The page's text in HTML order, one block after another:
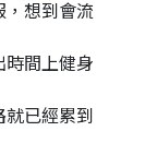
想到會流
間上健身
已經累到